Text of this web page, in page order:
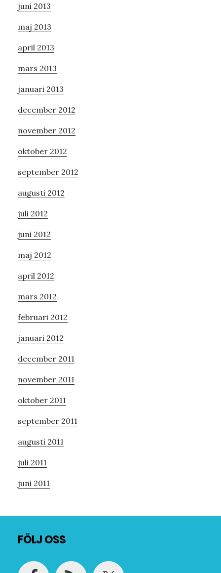
juni 2013
maj 2013
april 2013
mars 2013
januari 2013
december 2012
november 2012
oktober 2012
september 2012
augusti 2012
juli 2012
juni 2012
maj 2012
april 2012
mars 2012
februari 2012
januari 2012
december 2011
november 2011
oktober 2011
september 2011
augusti 2011
juli 2011
juni 2011
FÖLJ OSS